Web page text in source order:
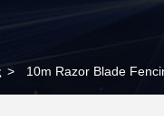
> 10m Razor Blade